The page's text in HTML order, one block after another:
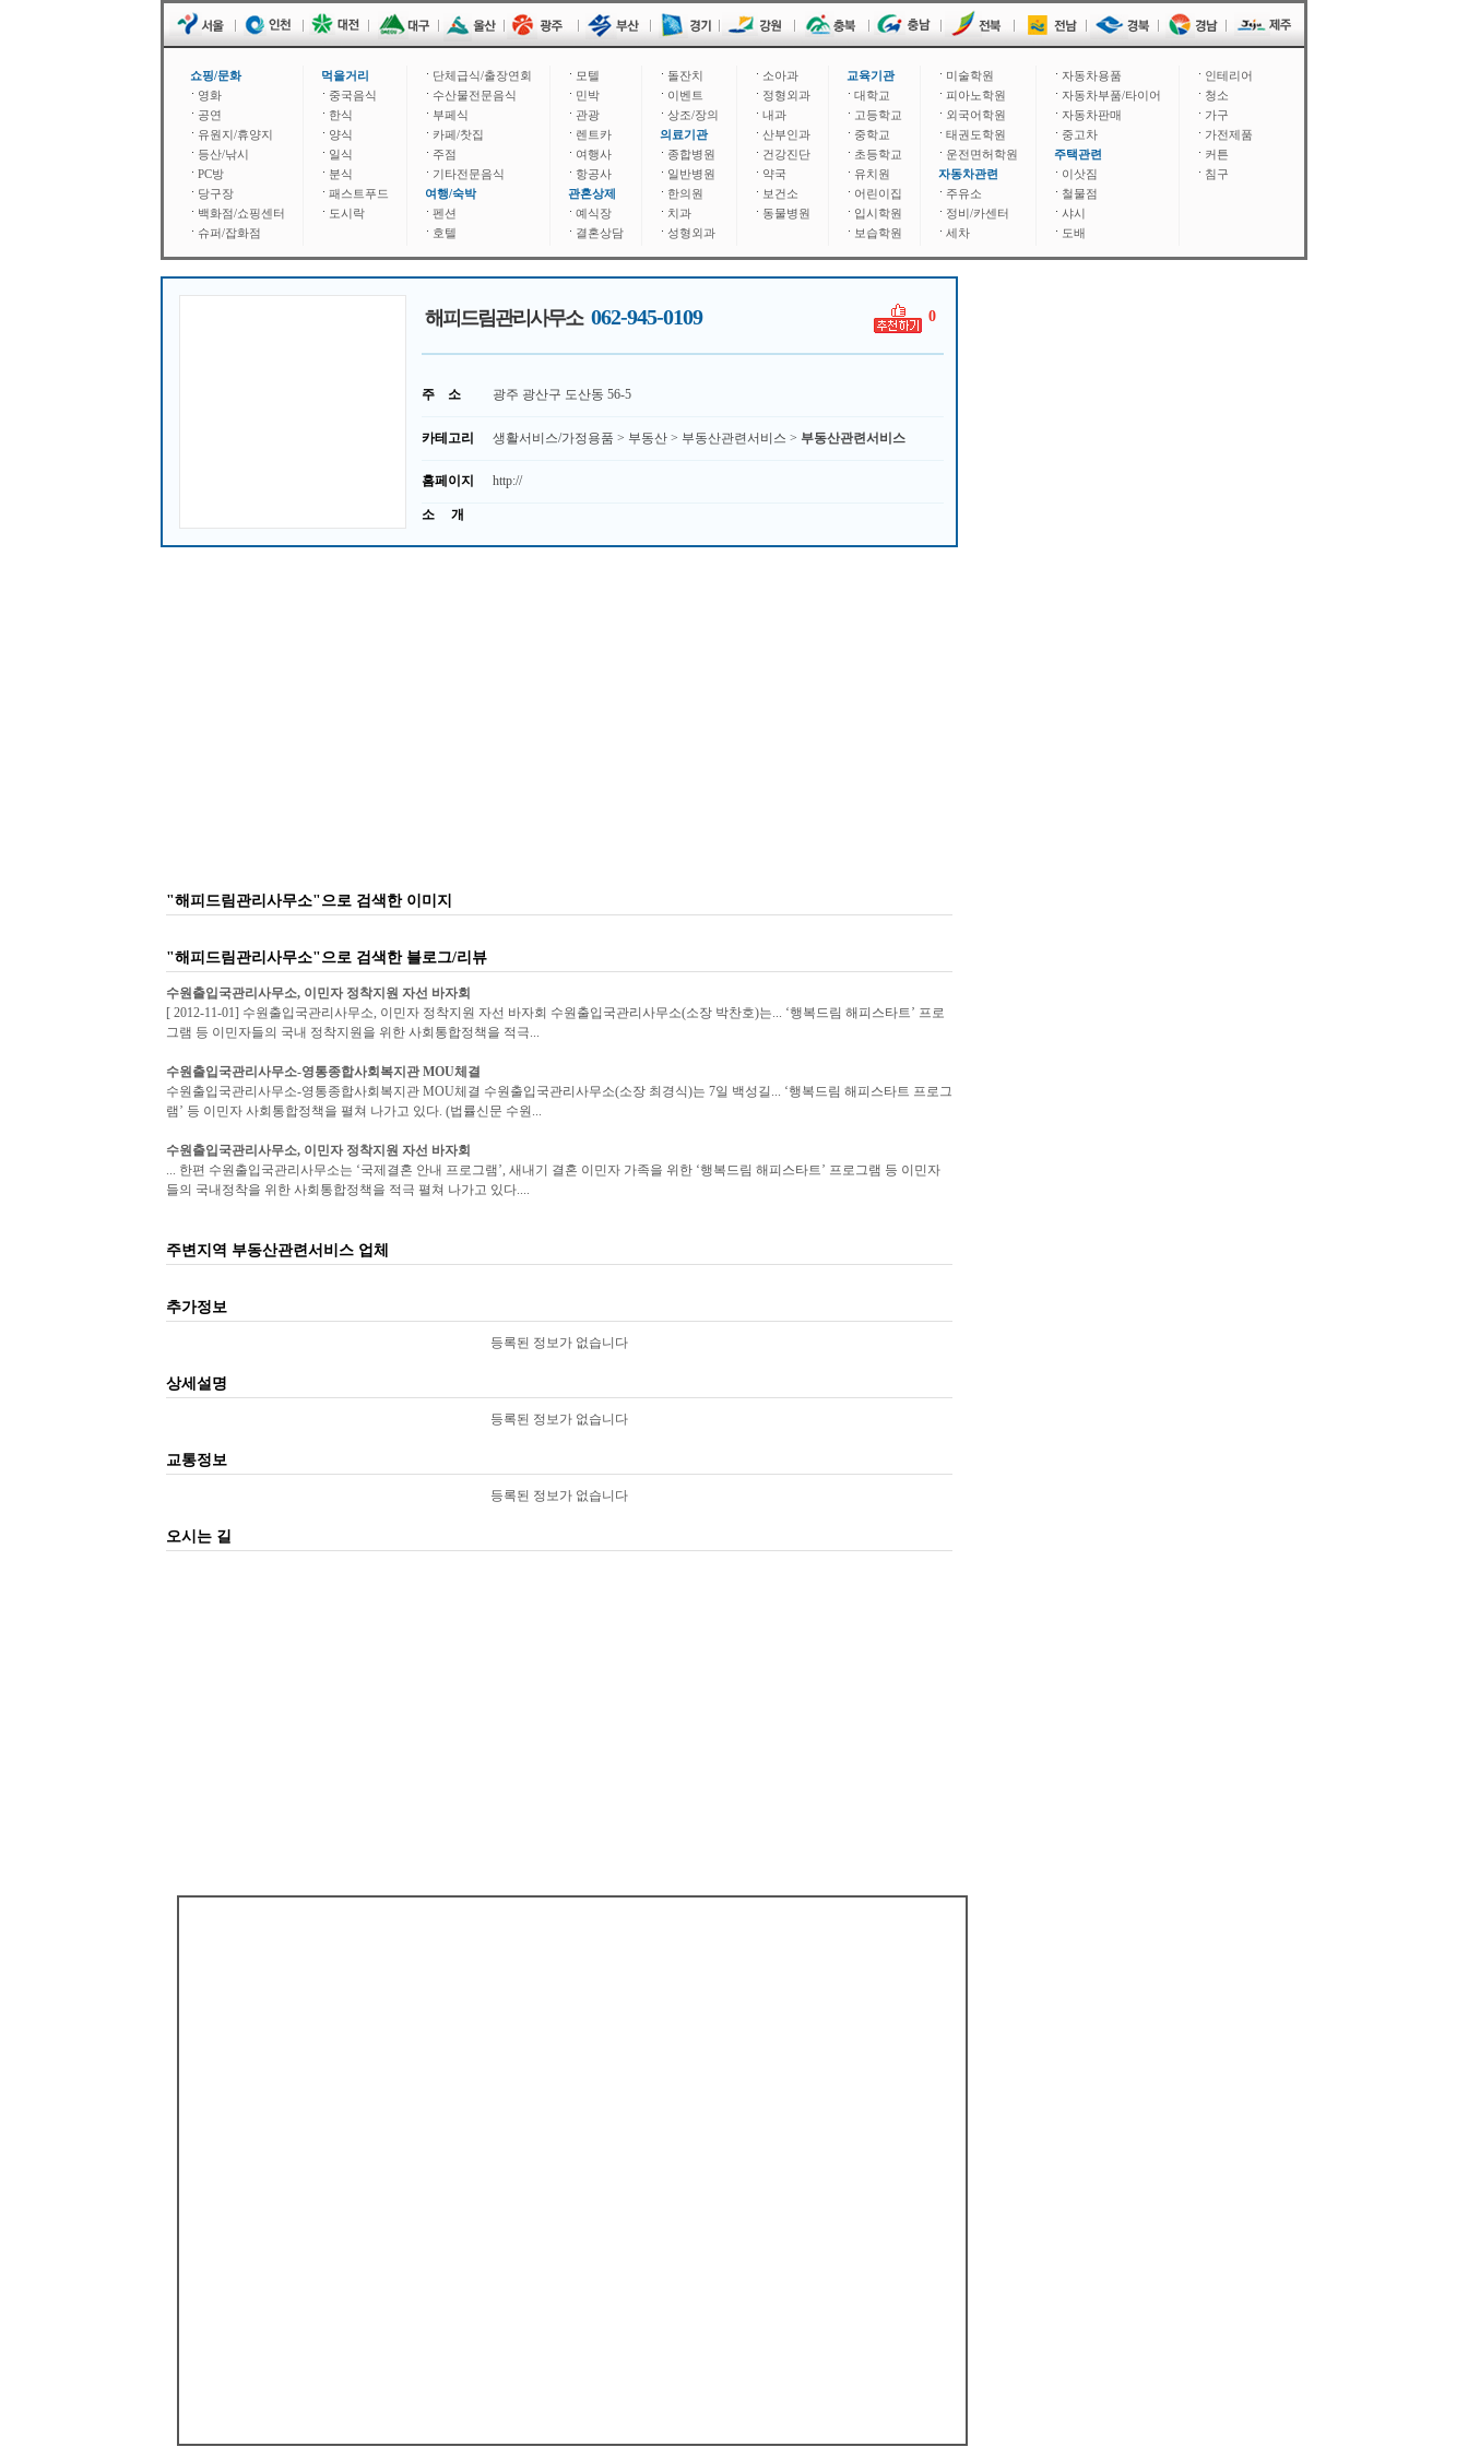
쇼핑/문화
영화
공연
유원지/휴양지
등산/낚시
PC방
당구장
백화점/쇼핑센터
슈퍼/잡화점
먹을거리
중국음식
한식
양식
일식
분식
패스트푸드
도시락
단체급식/출장연회
수산물전문음식
부페식
카페/찻집
주점
기타전문음식
여행/숙박
펜션
호텔
모텔
민박
관광
렌트카
여행사
항공사
관혼상제
예식장
결혼상담
돌잔치
이벤트
상조/장의
의료기관
종합병원
일반병원
한의원
치과
성형외과
소아과
정형외과
내과
산부인과
건강진단
약국
보건소
동물병원
교육기관
대학교
고등학교
중학교
초등학교
유치원
어린이집
입시학원
보습학원
미술학원
피아노학원
외국어학원
태권도학원
운전면허학원
자동차관련
주유소
정비/카센터
세차
자동차용품
자동차부품/타이어
자동차판매
중고차
주택관련
이삿짐
철물점
샤시
도배
인테리어
청소
가구
가전제품
커튼
침구
해피드림관리사무소 062-945-0109 0
주 소 광주 광산구 도산동 56-5
카테고리 생활서비스/가정용품 > 부동산 > 부동산관련서비스 > 부동산관련서비스
홈페이지 http://
소 개
"해피드림관리사무소"으로 검색한 이미지
"해피드림관리사무소"으로 검색한 블로그/리뷰
수원출입국관리사무소, 이민자 정착지원 자선 바자회
[ 2012-11-01] 수원출입국관리사무소, 이민자 정착지원 자선 바자회 수원출입국관리사무소(소장 박찬호)는... ‘행복드림 해피스타트’ 프로
그램 등 이민자들의 국내 정착지원을 위한 사회통합정책을 적극...
수원출입국관리사무소-영통종합사회복지관 MOU체결
수원출입국관리사무소-영통종합사회복지관 MOU체결 수원출입국관리사무소(소장 최경식)는 7일 백성길... ‘행복드림 해피스타트 프로그
램’ 등 이민자 사회통합정책을 펼쳐 나가고 있다. (법률신문 수원...
수원출입국관리사무소, 이민자 정착지원 자선 바자회
... 한편 수원출입국관리사무소는 ‘국제결혼 안내 프로그램’, 새내기 결혼 이민자 가족을 위한 ‘행복드림 해피스타트’ 프로그램 등 이민자
들의 국내정착을 위한 사회통합정책을 적극 펼쳐 나가고 있다....
주변지역 부동산관련서비스 업체
추가정보
등록된 정보가 없습니다
상세설명
등록된 정보가 없습니다
교통정보
등록된 정보가 없습니다
오시는 길